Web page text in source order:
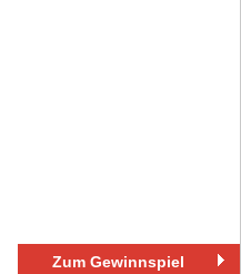
Zum Gewinnspiel